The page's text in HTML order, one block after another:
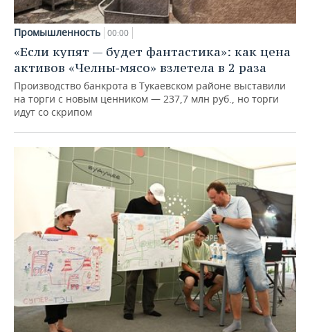
Промышленность 00:00
«Если купят — будет фантастика»: как цена
активов «Челны‑мясо» взлетела в 2 раза
Производство банкрота в Тукаевском районе выставили
на торги с новым ценником — 237,7 млн руб., но торги
идут со скрипом